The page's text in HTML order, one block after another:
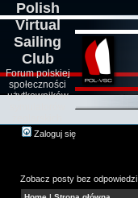
Polish
Virtual
Sailing
Club
Forum polskiej
społeczności
użytkowników
Zaloguj się
Zobacz posty bez odpowiedzi